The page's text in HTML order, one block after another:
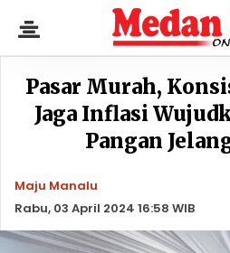
Pasar Murah,
Jaga Inflasi
Pangan
Maju Manalu
Rabu, 03 April 2024 16:58 WIB